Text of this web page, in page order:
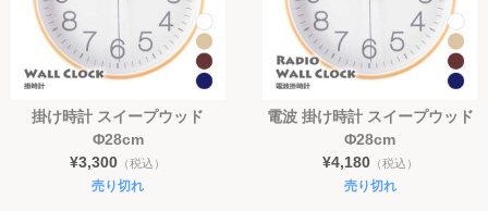
掛け時計 スイープウッド
Φ28cm
¥3,300 （税込）
売り切れ
電波 掛け時計 スイープウッド
Φ28cm
¥4,180（税込）
売り切れ